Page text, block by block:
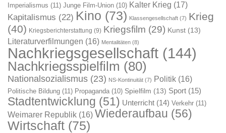
Imperialismus (11) Junge Film-Union (10) Kalter Krieg (17)
Kapitalismus (22) Kino (73) Klassengesellschaft (7) Krieg
(40) Kriegsberichterstattung (9) Kriegsfilm (29) Kunst (13)
Literaturverfilmungen (16) Mentalitäten (8)
Nachkriegsgesellschaft (144)
Nachkriegsspielfilm (80)
Nationalsozialismus (23) NS-Kontinuität (7) Politik (16)
Politische Bildung (11) Propaganda (10) Spielfilm (13) Sport (15)
Stadtentwicklung (51) Unterricht (14) Verkehr (11)
Weimarer Republik (16) Wiederaufbau (56)
Wirtschaft (75)